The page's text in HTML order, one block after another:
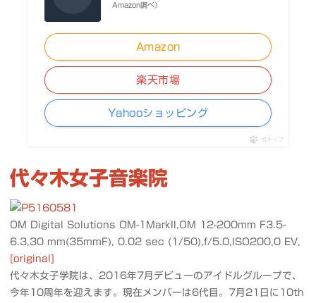
Amazon調べ）
Amazon
楽天市場
Yahooショッピング
ポチップ
代々木女子音楽院
OM Digital Solutions OM-1MarkII,OM 12-200mm F3.5-
6.3,30 mm(35mmF), 0.02 sec (1/50),f/5.0,ISO200,0 EV,
[original]
代々木女子学院は、2016年7月デビューのアイドルグループで、
今年10周年を迎えます。現在メンバーは6代目。7月21日に10th